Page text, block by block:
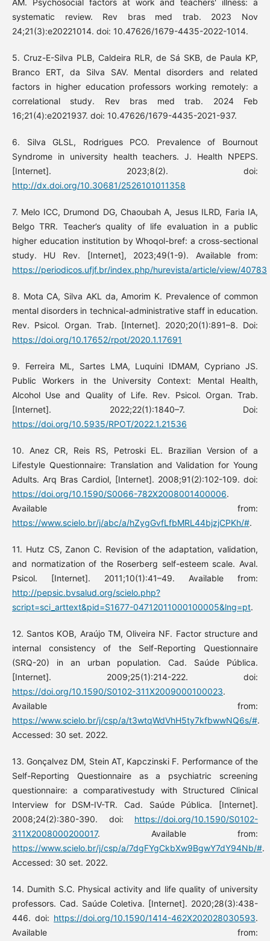
AM. Psychosocial factors at work and teachers' illness: a
systematic review. Rev bras med trab. 2023 Nov
24;21(3):e20221014. doi: 10.47626/1679-4435-2022-1014.
5. Cruz-E-Silva PLB, Caldeira RLR, de Sá SKB, de Paula KP,
Branco ERT, da Silva SAV. Mental disorders and related
factors in higher education professors working remotely: a
correlational study. Rev bras med trab. 2024 Feb
16;21(4):e2021937. doi: 10.47626/1679-4435-2021-937.
6. Silva GLSL, Rodrigues PCO. Prevalence of Bournout
Syndrome in university health teachers. J. Health NPEPS.
[Internet]. 2023;8(2). doi:
http://dx.doi.org/10.30681/2526101011358
7. Melo ICC, Drumond DG, Chaoubah A, Jesus ILRD, Faria IA,
Belgo TRR. Teacher’s quality of life evaluation in a public
higher education institution by Whoqol-bref: a cross-sectional
study. HU Rev. [Internet], 2023;49(1-9). Available from:
https://periodicos.ufjf.br/index.php/hurevista/article/view/40783
8. Mota CA, Silva AKL da, Amorim K. Prevalence of common
mental disorders in technical-administrative staff in education.
Rev. Psicol. Organ. Trab. [Internet]. 2020;20(1):891–8. Doi:
https://doi.org/10.17652/rpot/2020.1.17691
9. Ferreira ML, Sartes LMA, Luquini IDMAM, Cypriano JS.
Public Workers in the University Context: Mental Health,
Alcohol Use and Quality of Life. Rev. Psicol. Organ. Trab.
[Internet]. 2022;22(1):1840–7. Doi:
https://doi.org/10.5935/RPOT/2022.1.21536
10. Anez CR, Reis RS, Petroski EL. Brazilian Version of a
Lifestyle Questionnaire: Translation and Validation for Young
Adults. Arq Bras Cardiol, [Internet]. 2008;91(2):102-109. doi:
https://doi.org/10.1590/S0066-782X2008001400006.
Available from:
https://www.scielo.br/j/abc/a/hZygGvfLfbMRL44bjzjCPKh/#.
11. Hutz CS, Zanon C. Revision of the adaptation, validation,
and normatization of the Roserberg self-esteem scale. Aval.
Psicol. [Internet]. 2011;10(1):41–49. Available from:
http://pepsic.bvsalud.org/scielo.php?
script=sci_arttext&pid=S1677-04712011000100005&lng=pt.
12. Santos KOB, Araújo TM, Oliveira NF. Factor structure and
internal consistency of the Self-Reporting Questionnaire
(SRQ-20) in an urban population. Cad. Saúde Pública.
[Internet]. 2009;25(1):214-222. doi:
https://doi.org/10.1590/S0102-311X2009000100023.
Available from:
https://www.scielo.br/j/csp/a/t3wtqWdVhH5ty7kfbwwNQ6s/#.
Accessed: 30 set. 2022.
13. Gonçalvez DM, Stein AT, Kapczinski F. Performance of the
Self-Reporting Questionnaire as a psychiatric screening
questionnaire: a comparativestudy with Structured Clinical
Interview for DSM-IV-TR. Cad. Saúde Pública. [Internet].
2008;24(2):380-390. doi: https://doi.org/10.1590/S0102-
311X2008000200017. Available from:
https://www.scielo.br/j/csp/a/7dgFYgCkbXw9BgwY7dY94Nb/#.
Accessed: 30 set. 2022.
14. Dumith S.C. Physical activity and life quality of university
professors. Cad. Saúde Coletiva. [Internet]. 2020;28(3):438-
446. doi: https://doi.org/10.1590/1414-462X202028030593.
Available from: